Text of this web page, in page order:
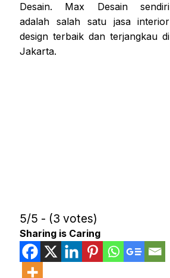
Desain. Max Desain sendiri
adalah salah satu jasa interior
design terbaik dan terjangkau di
Jakarta.
5/5 - (3 votes)
Sharing is Caring